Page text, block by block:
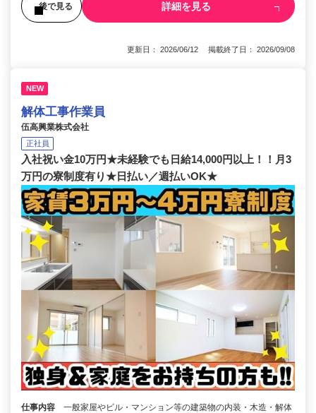
後で見る 詳細を見る
更新日： 2026/06/12 掲載終了日： 2026/09/08
NEW
解体工事作業員
伍高興業株式会社
正社員
入社祝い金10万円★未経験でも日給14,000円以上！！月3
万円の寮制度有り★日払い／週払いOK★
仕事内容
一般家屋やビル・マンション等の建築物の内装・木造・解体